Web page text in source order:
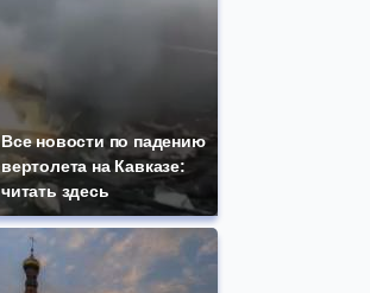
Все новости по падению
вертолета на Кавказе:
читать здесь